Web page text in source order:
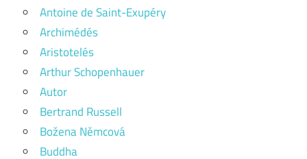
Antoine de Saint-Exupéry
Archimédés
Aristotelés
Arthur Schopenhauer
Autor
Bertrand Russell
Božena Němcová
Buddha